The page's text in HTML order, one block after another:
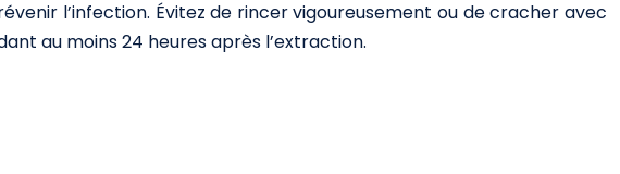
l’infection. Évitez de rincer vigoureusement ou de cracher avec
au moins 24 heures après l’extraction.